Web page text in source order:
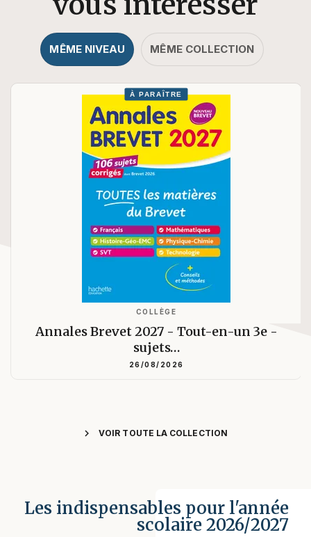
MÊME NIVEAU MÊME COLLECTION
À PARAÎTRE
COLLÈGE
Annales Brevet 2027 - Tout-en-un 3e -
sujets…
26/08/2026
chevron_right VOIR TOUTE LA COLLECTION
Les indispensables pour l'année
scolaire 2026/2027